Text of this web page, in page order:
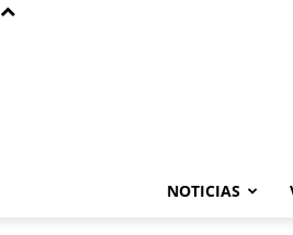
NOTICIAS